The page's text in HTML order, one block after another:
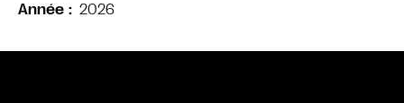
Année
2026